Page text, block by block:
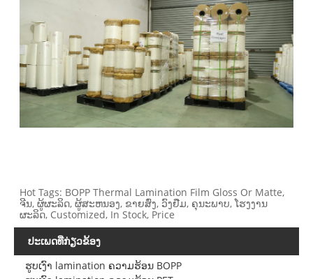
Hot Tags: BOPP Thermal Lamination Film Gloss Or Matte,
ຈີນ, ຜູ້ຜະລິດ, ຜູ້ສະຫນອງ, ຂາຍສົ່ງ, ວົງຢືມ, ຄຸນະພາບ, ໂຮງງານ
ຜະລິດ, Customized, In Stock, Price
ປະເພດທີ່ກ່ຽວຂ້ອງ
ຮູບເງົາ lamination ຄວາມຮ້ອນ BOPP